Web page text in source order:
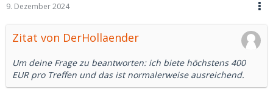
9. Dezember 2024
Zitat von DerHollaender
Um deine Frage zu beantworten: ich biete höchstens 400
EUR pro Treffen und das ist normalerweise ausreichend.